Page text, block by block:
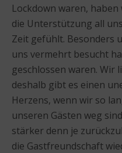
Lockdown waren,
die Unterstützung all
Zeit gefühlt. Besonders
uns vermehrt besucht
geschlossen waren. Wir
deshalb gibt es einen
Herzens, wenn wir so
unseren Gästen weg
stärker denn je
die Gastfreundschaft